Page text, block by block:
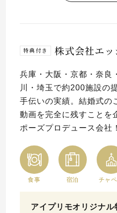
特典付き 株式会社エ
兵庫・大阪・京都・奈良
川・埼玉で約200施設の
手伝いの実績。結婚式の
動画を完全に残すことを
ポーズプロデュース会社！
食事 宿泊 チャ
アイプリモオリジナル